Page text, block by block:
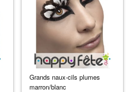
Grands naux-cils plumes
marron/blanc